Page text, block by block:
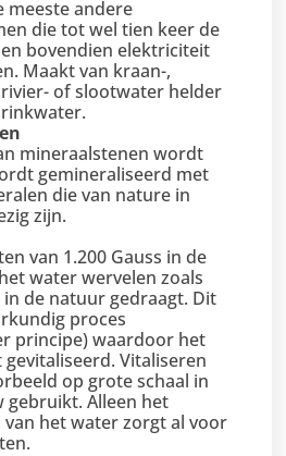
meeste andere
die tot wel tien keer de
bovendien elektriciteit
Maakt van kraan-,
of slootwater helder
mineraalstenen wordt
gemineraliseerd met
die van nature in
zijn.
van 1.200 Gauss in de
water wervelen zoals
de natuur gedraagt. Dit
proces
principe) waardoor het
Vitaliseren
op grote schaal in
gebruikt. Alleen het
van het water zorgt al voor